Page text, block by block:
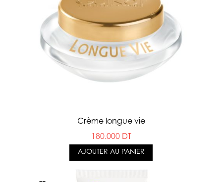
Crème longue vie
180.000 DT
AJOUTER AU PANIER